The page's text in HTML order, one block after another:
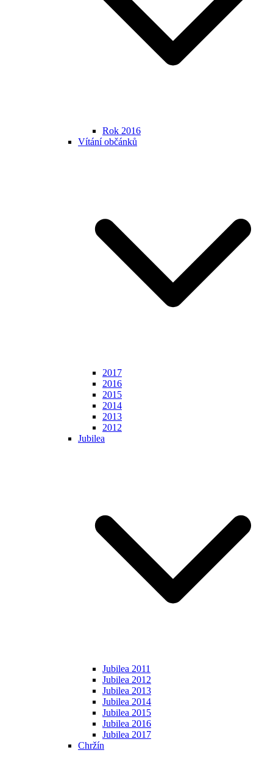
Rok 2016
Vítání občánků
2017
2016
2015
2014
2013
2012
Jubilea
Jubilea 2011
Jubilea 2012
Jubilea 2013
Jubilea 2014
Jubilea 2015
Jubilea 2016
Jubilea 2017
Chržín